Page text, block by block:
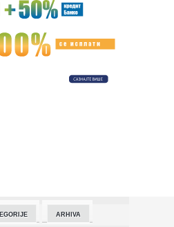
ali mi smo Vojvodina"
u Torontu
pada razbesneo javnost: Devojka joj
kupite polovan automobil u Nemačkoj,
ARHIVA